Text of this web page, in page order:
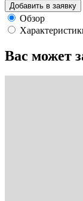
Добавить в заявку
Обзор
Вас может